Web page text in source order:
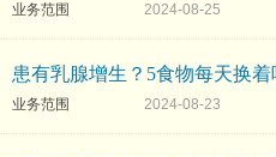
业务范围 2024-08-25
患有乳腺增生？5食物每天换
业务范围 2024-08-23